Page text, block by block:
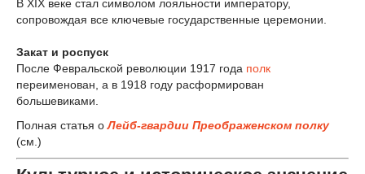
В XIX веке стал символом лояльности императору,
сопровождая все ключевые государственные церемонии.
Закат и роспуск
После Февральской революции 1917 года полк
переименован, а в 1918 году расформирован
большевиками.
Полная статья оЛейб-гвардии Преображенском полку
(см.)